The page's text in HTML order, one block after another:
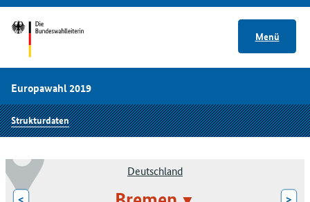
Menü
Europawahl 2019
Strukturdaten
Deutschland
< >